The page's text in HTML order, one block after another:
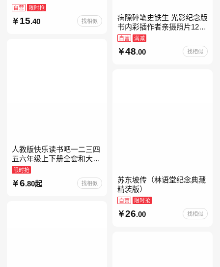
自营 限时抢
15.40 找相似
病隙碎笔史铁生 光影纪念版
书内彩插作者亲摄照片12幅
史铁生充满灵性光辉的生命
自营 满减
48.00 找相似
人教版快乐读书吧一二三四
五六年级上下册全套和大人
一起读人教版读读童谣和儿
歌小鲤鱼跳龙门中国古代寓
言安徒生童话学生阅读课外
限时抢
6.80起 找相似
苏东坡传（林语堂纪念典藏
精装版）
自营 限时抢
26.00 找相似